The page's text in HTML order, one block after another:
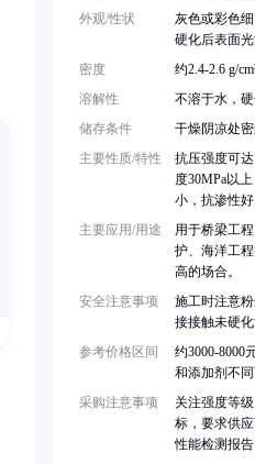
外观/性状
灰色或彩色
硬化后表面
密度
约2.4-2.6 g/
溶解性
不溶于水，
储存条件
干燥阴凉处
主要性质/特性
抗压强度可
度30MPa以
小，抗渗性好
主要应用/用途
用于桥梁工
护、海洋工
高的场合。
安全注意事项
施工时注意
接接触未硬化
参考价格区间
约3000-8000
和添加剂不
采购注意事项
关注强度等
标，要求供
性能检测报告